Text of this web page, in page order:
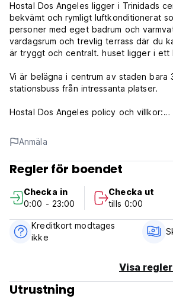
Hostal Dos Angeles ligger i Trinidads
bekvämt och rymligt luftkonditionerat
personer med eget badrum och
vardagsrum och trevlig terrass där du
är tryggt och centralt. huset ligger i ett
Vi är belägna i centrum av staden bara
stationsbuss från intressanta platser.
Hostal Dos Angeles policy och villkor:
Incheckning från: flexibel - vi råder
vandrarhemmet före ankomst.
Utcheckning före kl. 12.00.
Betalning kontant vid ankomst.
Skatter ingår.
Inklusive frukost
Anmäla
Regler för boendet
Checka in
0:00 - 23:00
Checka ut
tills 0:00
Kreditkort modtages
ikke
Visa
Utrustning